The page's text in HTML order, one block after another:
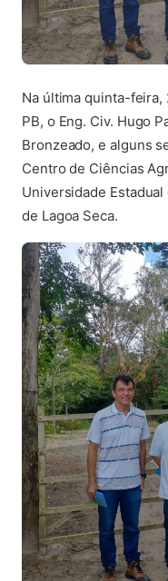
Na última quinta-
PB, o Eng. Civ. Hugo
Bronzeado, e alguns
Centro de Ciências
Universidade
de Lagoa Seca.